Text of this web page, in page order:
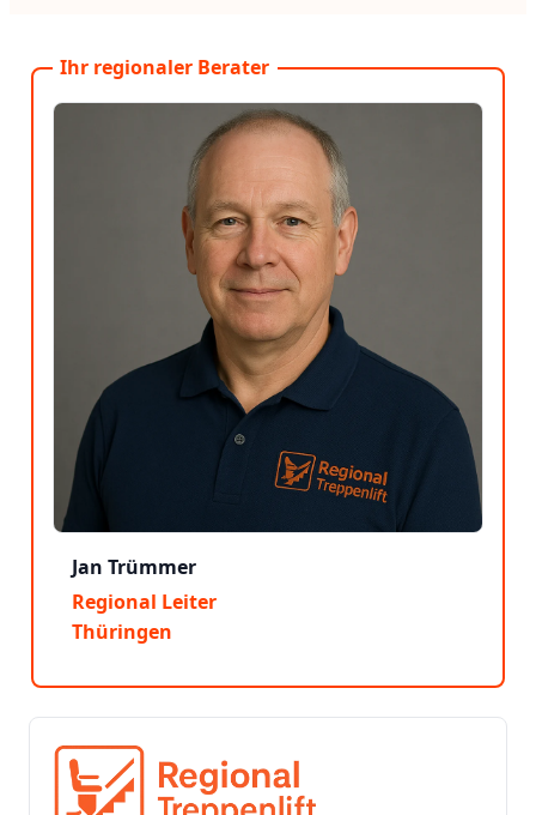
Ihr regionaler Berater
Jan Trümmer
Regional Leiter
Thüringen